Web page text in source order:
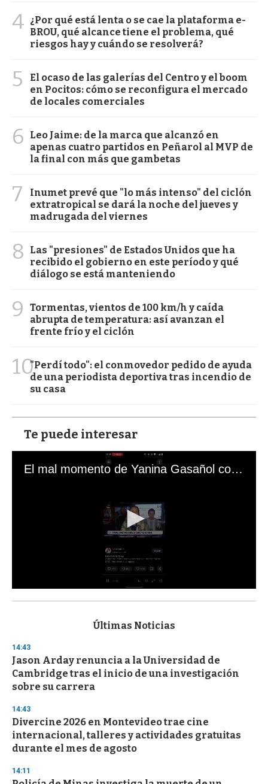
4 ¿Por qué está lenta o se cae la plataforma e-
BROU, qué alcance tiene el problema, qué
riesgos hay y cuándo se resolverá?
5
El ocaso de las galerías del Centro y el boom
en Pocitos: cómo se reconfigura el mercado
de locales comerciales
6
Leo Jaime: de la marca que alcanzó en
apenas cuatro partidos en Peñarol al MVP de
la final con más que gambetas
7
Inumet prevé que "lo más intenso" del ciclón
extratropical se dará la noche del jueves y
madrugada del viernes
8
Las "presiones" de Estados Unidos que ha
recibido el gobierno en este período y qué
diálogo se está manteniendo
9
Tormentas, vientos de 100 km/h y caída
abrupta de temperatura: así avanzan el
frente frío y el ciclón
10"Perdí todo": el conmovedor pedido de ayuda
de una periodista deportiva tras incendio de
su casa
Te puede interesar
El mal momento de Yanina Gasañol con un hincha argentino en "Subrayado"
s
d
s
o
f
3
s
e
c
o
n
Últimas Noticias
14:43
Jason Arday renuncia a la Universidad de
Cambridge tras el inicio de una investigación
sobre su carrera
14:43
Divercine 2026 en Montevideo trae cine
internacional, talleres y actividades gratuitas
durante el mes de agosto
14:11